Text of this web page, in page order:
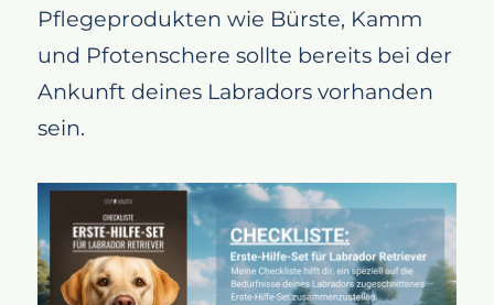
Pflegeprodukten wie Bürste, Kamm
und Pfotenschere sollte bereits bei der
Ankunft deines Labradors vorhanden
sein.